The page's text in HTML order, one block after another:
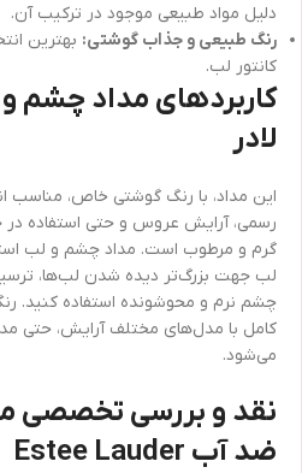
دلیل مواد طبیعی موجود در ترکیب آن.
رنگ طبیعی و جذاب گوشتی: بهترین
کانتور لب.
کاربردهای مداد چشم
لادر
این مداد، با رنگ گوشتی خاص، مناسب
رسمی، آرایش عروس و حتی استفاده
گرم و مرطوب است. مداد چشم و لب استی
لب جهت بزرگ‌تر دیده شدن لب‌ها،
چشم نرم و محو‌شونده استفاده کنید.
کامل با مدل‌های مختلف آرایش، حتی
می‌شود.
نقد و بررسی تخصصی
ضد آب Estee Lauder